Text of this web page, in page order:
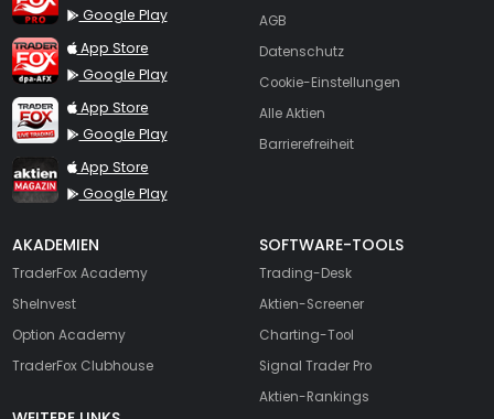
Google Play
TraderFox dpa-AFX ProFeed
App Store
Google Play
TraderFox Live Trading
App Store
Google Play
TraderFox aktien Magazin
App Store
Google Play
AGB
Datenschutz
Cookie-Einstellungen
Alle Aktien
Barrierefreiheit
AKADEMIEN
TraderFox Academy
SheInvest
Option Academy
TraderFox Clubhouse
SOFTWARE-TOOLS
Trading-Desk
Aktien-Screener
Charting-Tool
Signal Trader Pro
Aktien-Rankings